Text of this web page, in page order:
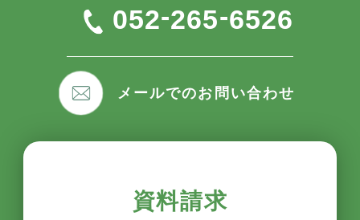
052-265-6526
メールでのお問い合わせ
資料請求